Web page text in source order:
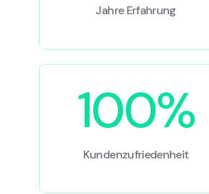
Jahre Erfahrung
100%
Kundenzufriedenheit